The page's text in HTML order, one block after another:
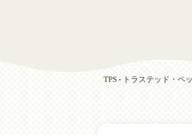
TPS - トラステッド・ペ